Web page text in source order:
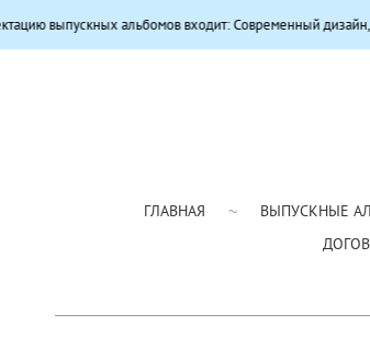
ГЛАВНАЯ ВЫПУСКНЫЕ
альбомов входит: Современный дизайн,